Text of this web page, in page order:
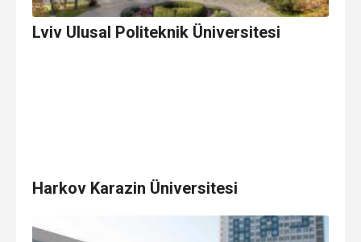
Lviv Ulusal Politeknik Üniversitesi
Harkov Karazin Üniversitesi